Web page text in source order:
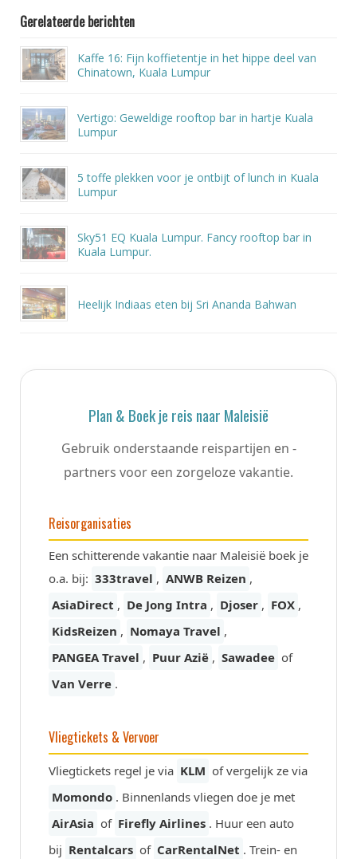
Gerelateerde berichten
Kaffe 16: Fijn koffietentje in het hippe deel van
Chinatown, Kuala Lumpur
Vertigo: Geweldige rooftop bar in hartje Kuala
Lumpur
5 toffe plekken voor je ontbijt of lunch in Kuala
Lumpur
Sky51 EQ Kuala Lumpur. Fancy rooftop bar in
Kuala Lumpur.
Heelijk Indiaas eten bij Sri Ananda Bahwan
Plan & Boek je reis naar Maleisië
Gebruik onderstaande reispartijen en -
partners voor een zorgeloze vakantie.
Reisorganisaties
Een schitterende vakantie naar Maleisië boek je
o.a. bij: 333travel , ANWB Reizen ,
AsiaDirect , De Jong Intra , Djoser , FOX ,
KidsReizen , Nomaya Travel ,
PANGEA Travel , Puur Azië , Sawadee of
Van Verre .
Vliegtickets & Vervoer
Vliegtickets regel je via KLM of vergelijk ze via
Momondo . Binnenlands vliegen doe je met
AirAsia of Firefly Airlines . Huur een auto
bij Rentalcars of CarRentalNet . Trein- en